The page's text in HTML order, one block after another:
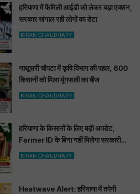
हरियाणा में फैमिली आईडी को लेकर बड़ा एक्शन,
सरकार खंगाल रही लोगों का डेटा
KIRAN CHAUDHARY
नाथूसरी चौपटा में कृषि विभाग की पहल, 600
किसानों को मिला मूंगफली का बीज
KIRAN CHAUDHARY
हरियाणा के किसानों के लिए बड़ी अपडेट,
Farmer ID के बिना नहीं मिलेगा सरकारी
फायदा
KIRAN CHAUDHARY
Heatwave Alert: हरियाणा में तपेगी